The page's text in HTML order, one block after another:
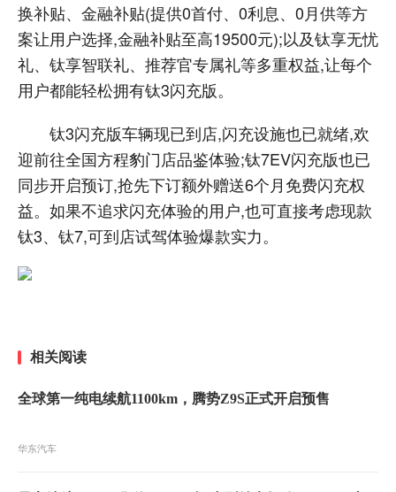
换补贴、金融补贴(提供0首付、0利息、0月供等方
案让用户选择,金融补贴至高19500元);以及钛享无忧
礼、钛享智联礼、推荐官专属礼等多重权益,让每个
用户都能轻松拥有钛3闪充版。
钛3闪充版车辆现已到店,闪充设施也已就绪,欢
迎前往全国方程豹门店品鉴体验;钛7EV闪充版也已
同步开启预订,抢先下订额外赠送6个月免费闪充权
益。如果不追求闪充体验的用户,也可直接考虑现款
钛3、钛7,可到店试驾体验爆款实力。
相关阅读
全球第一纯电续航1100km，腾势Z9S正式开启预售
华东汽车